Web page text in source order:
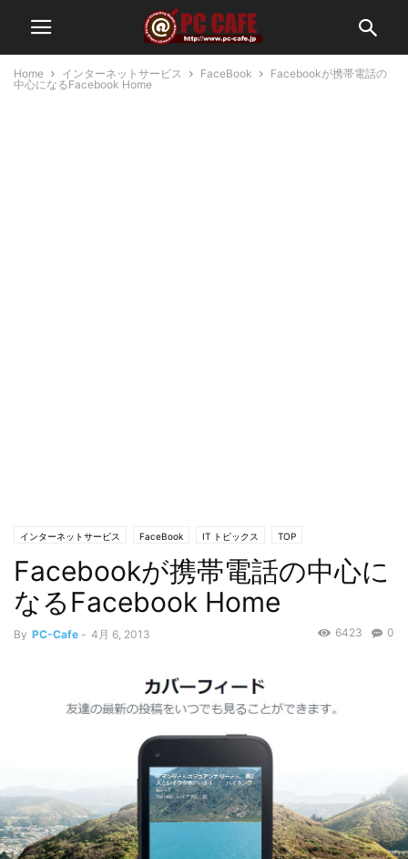
Home インターネットサービス FaceBook
Facebookが携帯電話の
中心になるFacebook Home
インターネットサービス FaceBook IT トピックス TOP
Facebookが携帯電話の中心に
なるFacebook Home
By PC-Cafe - 4月 6, 2013 0
6423